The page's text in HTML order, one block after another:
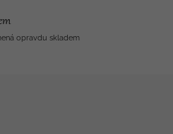
opravdu skladem